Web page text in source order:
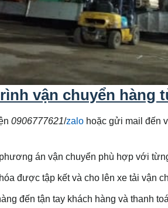
vận chuyển hàng
0906777621/zalo hoặc gửi mail đến
án vận chuyển phù hợp với
được tập kết và cho lên xe tải vận
đến tận tay khách hàng và thanh